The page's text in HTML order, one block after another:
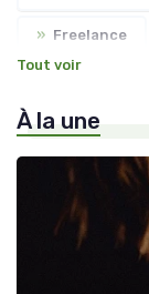
» Freelance
Tout voir
À la une